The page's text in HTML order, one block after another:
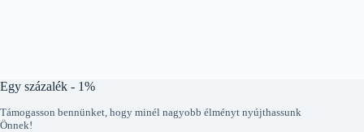
Egy százalék - 1%
Támogasson bennünket, hogy minél nagyobb élményt nyújthassunk
Önnek!